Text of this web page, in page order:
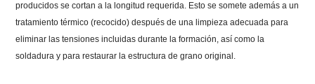
producidos se cortan a la longitud requerida. Esto se somete además a un
tratamiento térmico (recocido) después de una limpieza adecuada para
eliminar las tensiones incluidas durante la formación, así como la
soldadura y para restaurar la estructura de grano original.